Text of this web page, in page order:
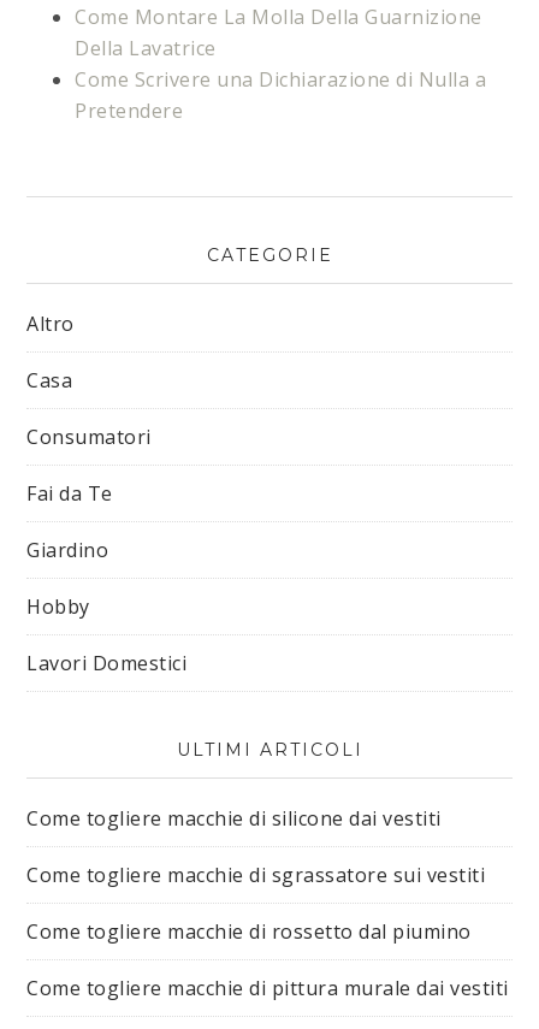
Come Montare La Molla Della Guarnizione
Della Lavatrice
Come Scrivere una Dichiarazione di Nulla a
Pretendere
CATEGORIE
Altro
Casa
Consumatori
Fai da Te
Giardino
Hobby
Lavori Domestici
ULTIMI ARTICOLI
Come togliere macchie di silicone dai vestiti​
Come togliere macchie di sgrassatore sui vestiti​
Come togliere macchie di rossetto dal piumino​
Come togliere macchie di pittura murale dai vestiti​